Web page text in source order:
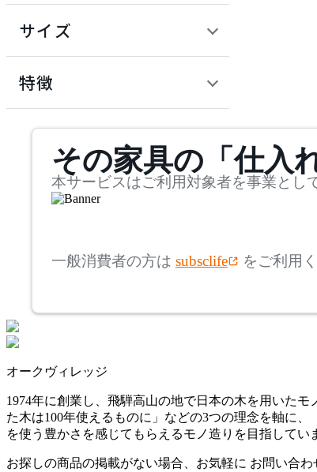
KAY BOJESEN DENMAR
ク
オークヴィレッジ
TEORI
テオリ
サイズ
mm
検索
~
~
mm
特徴
その家具の「仕入
本サービスはご利用対象者を事業とし
一般消費者の方は subsclife をご利用
オークヴィレッジ
1974年に創業し、飛騨高山の地で日本の木を用いた
た木は100年使えるものに」などの3つの理念を軸に
を使う豊かさを感じてもらえるモノ造りを目指してい
お探しの商品の掲載がない場合、お気軽に お問い合わ